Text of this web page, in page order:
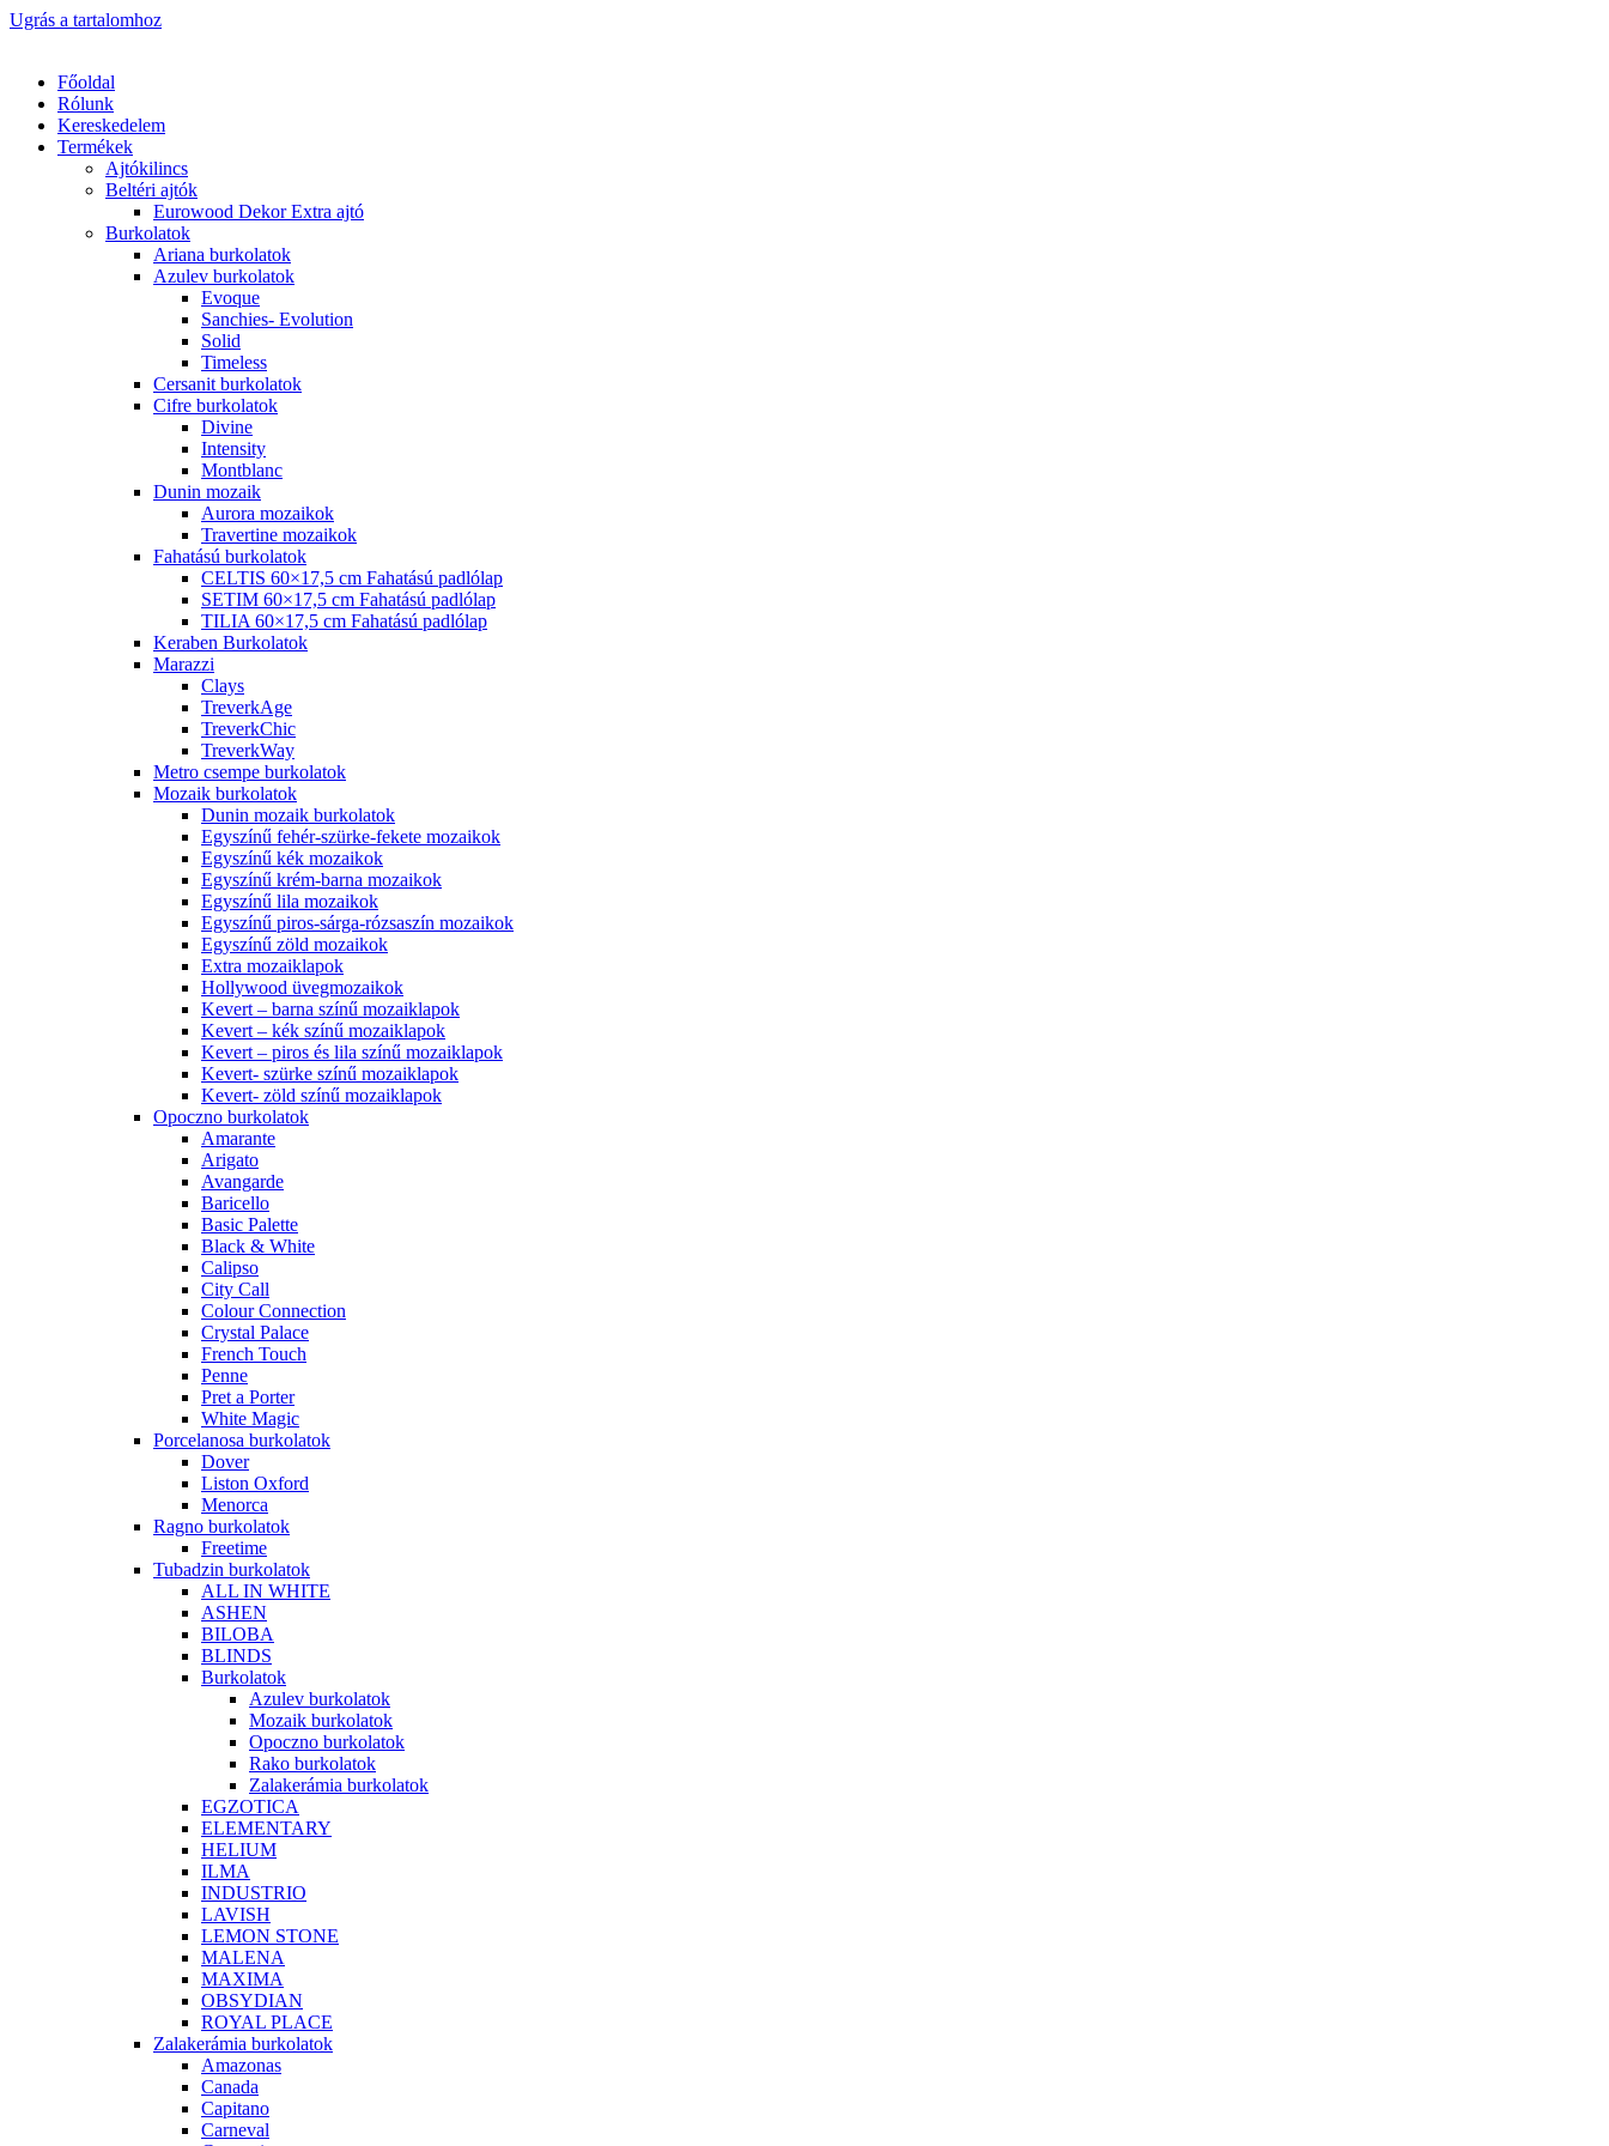
Ugrás a tartalomhoz
Főoldal
Rólunk
Kereskedelem
Termékek
Ajtókilincs
Beltéri ajtók
Eurowood Dekor Extra ajtó
Burkolatok
Ariana burkolatok
Azulev burkolatok
Evoque
Sanchies- Evolution
Solid
Timeless
Cersanit burkolatok
Cifre burkolatok
Divine
Intensity
Montblanc
Dunin mozaik
Aurora mozaikok
Travertine mozaikok
Fahatású burkolatok
CELTIS 60×17,5 cm Fahatású padlólap
SETIM 60×17,5 cm Fahatású padlólap
TILIA 60×17,5 cm Fahatású padlólap
Keraben Burkolatok
Marazzi
Clays
TreverkAge
TreverkChic
TreverkWay
Metro csempe burkolatok
Mozaik burkolatok
Dunin mozaik burkolatok
Egyszínű fehér-szürke-fekete mozaikok
Egyszínű kék mozaikok
Egyszínű krém-barna mozaikok
Egyszínű lila mozaikok
Egyszínű piros-sárga-rózsaszín mozaikok
Egyszínű zöld mozaikok
Extra mozaiklapok
Hollywood üvegmozaikok
Kevert – barna színű mozaiklapok
Kevert – kék színű mozaiklapok
Kevert – piros és lila színű mozaiklapok
Kevert- szürke színű mozaiklapok
Kevert- zöld színű mozaiklapok
Opoczno burkolatok
Amarante
Arigato
Avangarde
Baricello
Basic Palette
Black & White
Calipso
City Call
Colour Connection
Crystal Palace
French Touch
Penne
Pret a Porter
White Magic
Porcelanosa burkolatok
Dover
Liston Oxford
Menorca
Ragno burkolatok
Freetime
Tubadzin burkolatok
ALL IN WHITE
ASHEN
BILOBA
BLINDS
Burkolatok
Azulev burkolatok
Mozaik burkolatok
Opoczno burkolatok
Rako burkolatok
Zalakerámia burkolatok
EGZOTICA
ELEMENTARY
HELIUM
ILMA
INDUSTRIO
LAVISH
LEMON STONE
MALENA
MAXIMA
OBSYDIAN
ROYAL PLACE
Zalakerámia burkolatok
Amazonas
Canada
Capitano
Carneval